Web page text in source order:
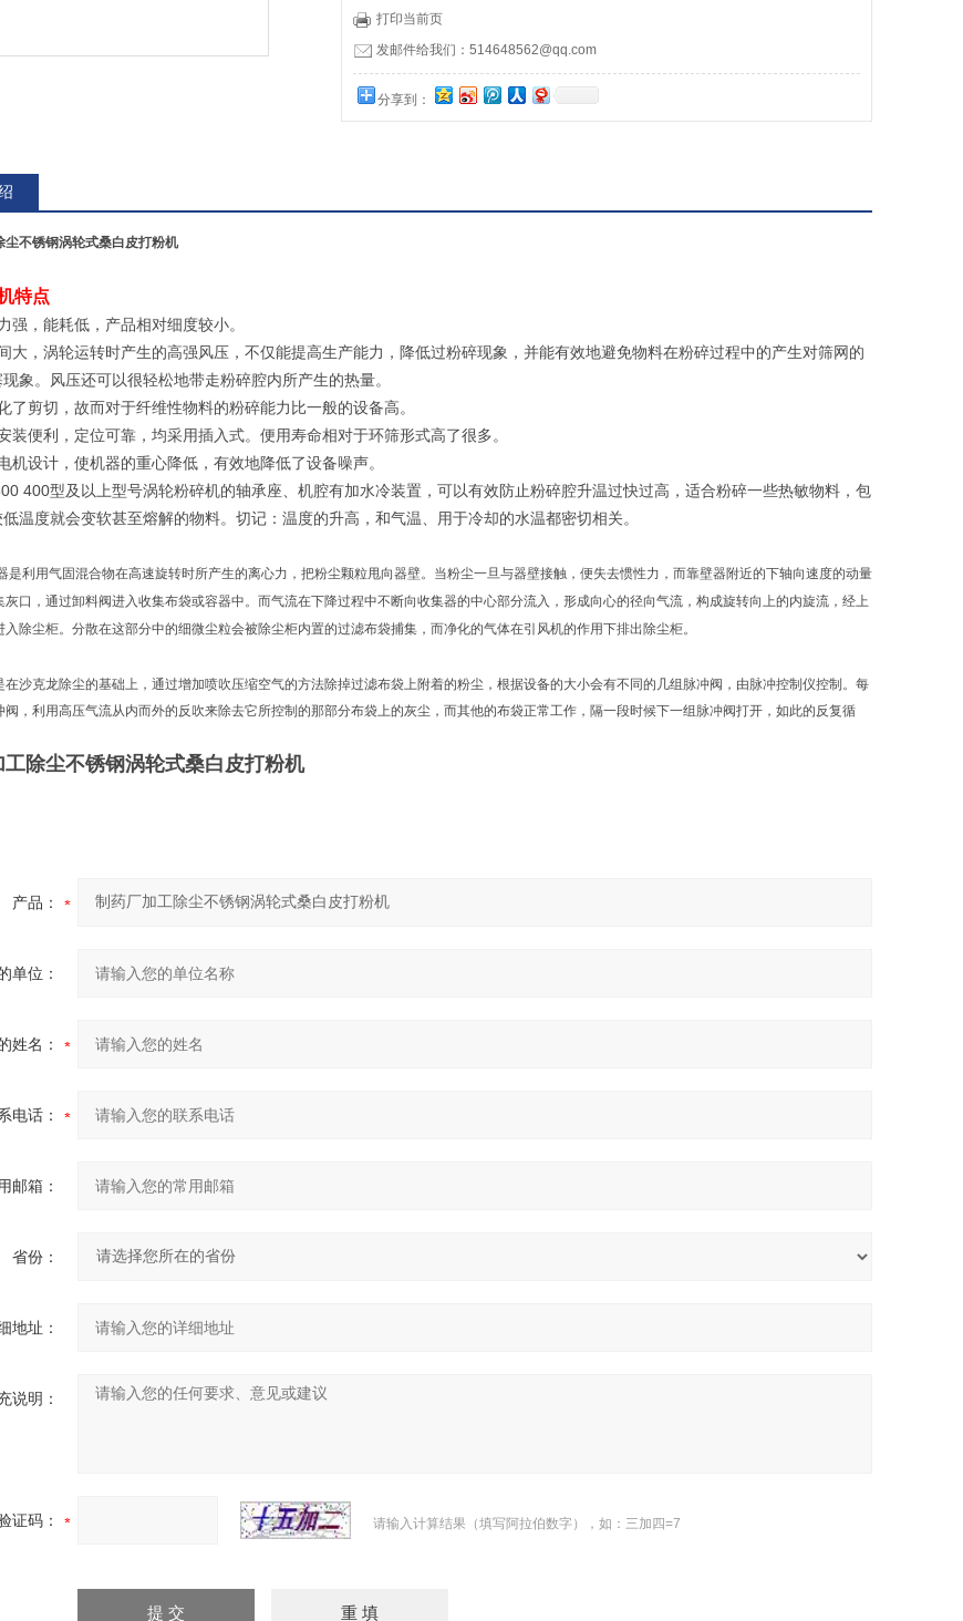
打印当前页
发邮件给我们：514648562@qq.com
分享到：
尘不锈钢涡轮式桑白皮打粉机
特点
强，能耗低，产品相对细度较小。
大，涡轮运转时产生的高强风压，不仅能提高生产能力，降低过粉碎现象，并能有效地避免物料在粉碎过程中的产生对筛网的
象。风压还可以很轻松地带走粉碎腔内所产生的热量。
了剪切，故而对于纤维性物料的粉碎能力比一般的设备高。
装便利，定位可靠，均采用插入式。便用寿命相对于环筛形式高了很多。
机设计 ，使机器的重心降低，有效地降低了设备噪声。
400型及以上型号涡轮粉碎机的轴承座、机腔有加水冷装置，可以有效防止粉碎腔升温过快过高，适合粉碎一些热敏物料，包
温度就会变软甚至熔解的物料。切记：温度的升高，和气温、用于冷却的水温都密切相关。
是利用气固混合物在高速旋转时所产生的离心力，把粉尘颗粒甩向器壁。当粉尘一旦与器壁接触，便失去惯性力，而靠壁器附近的下轴向速度的动量
灰口，通过卸料阀进入收集布袋或容器中。而气流在下降过程中不断向收集器的中心部分流入，形成向心的径向气流，构成旋转向上的内旋流，经上
入除尘柜。分散在这部分中的细微尘粒会被除尘柜内置的过滤布袋捕集，而净化的气体在引风机的作用下排出除尘柜。
在沙克龙除尘的基础上，通过增加喷吹压缩空气的方法除掉过滤布袋上附着的粉尘，根据设备的大小会有不同的几组脉冲阀，由脉冲控制仪控制。每
阀，利用高压气流从内而外的反吹来除去它所控制的那部分布袋上的灰尘，而其他的布袋正常工作，隔一段时候下一组脉冲阀打开，如此的反复循
工除尘不锈钢涡轮式桑白皮打粉机
产品：
单位：
姓名：
电话：
邮箱：
省份：
地址：
说明：
证码： 请输入计算结果（填写阿拉伯数字），如：三加四=7